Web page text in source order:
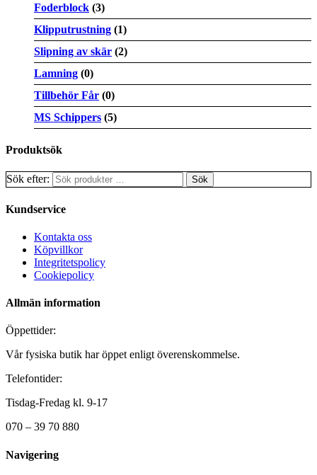
Foderblock (3)
Klipputrustning (1)
Slipning av skär (2)
Lamning (0)
Tillbehör Får (0)
MS Schippers (5)
Produktsök
Sök efter:
Kundservice
Kontakta oss
Köpvillkor
Integritetspolicy
Cookiepolicy
Allmän information
Öppettider:
Vår fysiska butik har öppet enligt överenskommelse.
Telefontider:
Tisdag-Fredag kl. 9-17
070 – 39 70 880
Navigering